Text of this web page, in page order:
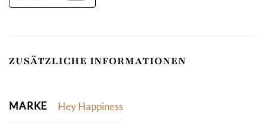
ZUSÄTZLICHE INFORMATIONEN
MARKE Hey Happiness